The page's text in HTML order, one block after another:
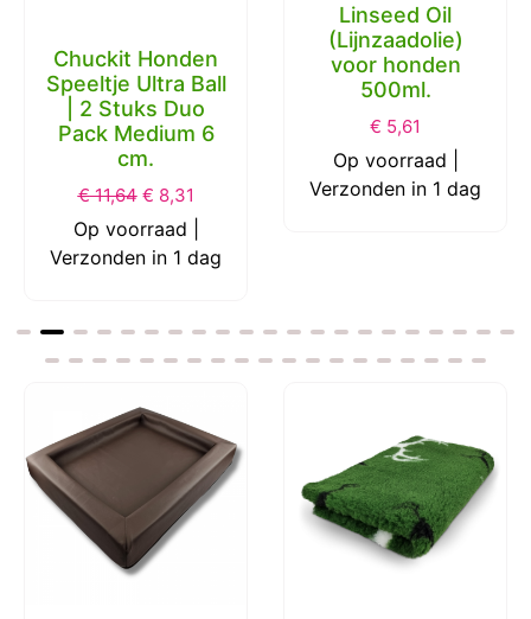
Chuckit Honden
Speeltje Ultra Ball
| 2 Stuks Duo
Pack Medium 6
cm.
€11,64 € 8,31
Op voorraad |
Verzonden in 1 dag
Linseed Oil
(Lijnzaadolie)
voor honden
500ml.
€ 5,61
Op voorraad |
Verzonden in 1 dag